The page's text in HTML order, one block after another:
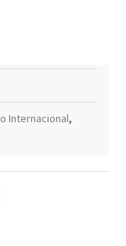
Internacional,